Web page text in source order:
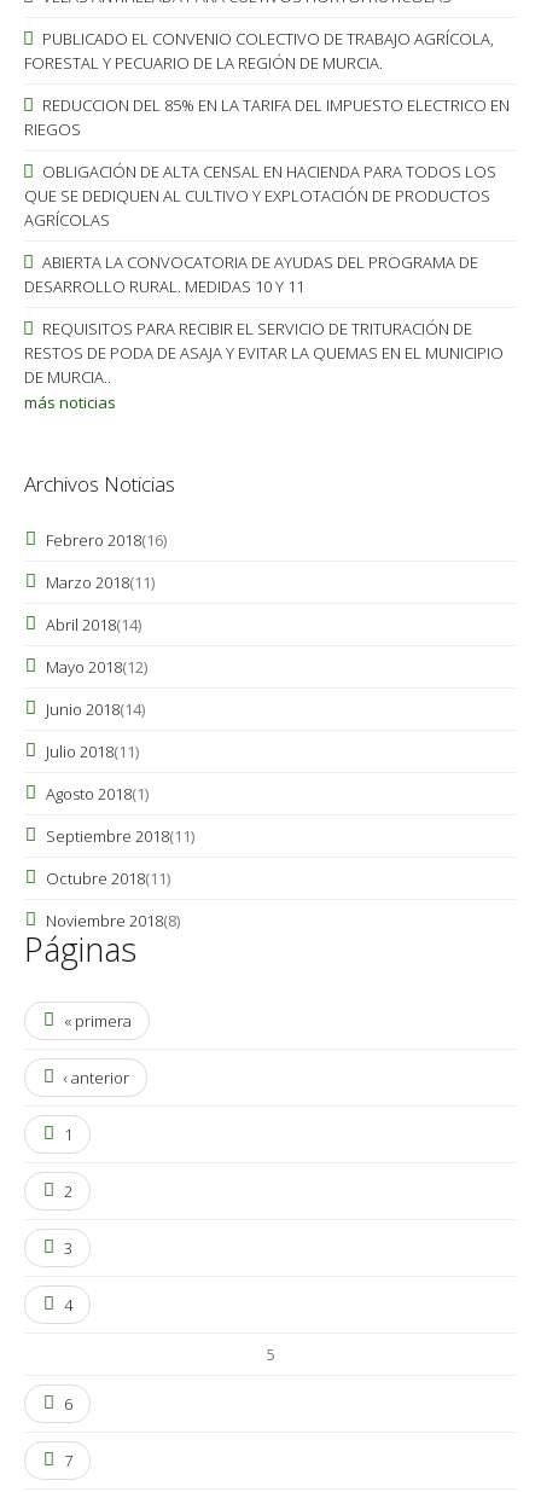
PUBLICADO EL CONVENIO COLECTIVO DE TRABAJO AGRÍCOLA,
FORESTAL Y PECUARIO DE LA REGIÓN DE MURCIA.
REDUCCION DEL 85% EN LA TARIFA DEL IMPUESTO ELECTRICO EN
RIEGOS
OBLIGACIÓN DE ALTA CENSAL EN HACIENDA PARA TODOS LOS
QUE SE DEDIQUEN AL CULTIVO Y EXPLOTACIÓN DE PRODUCTOS
AGRÍCOLAS
ABIERTA LA CONVOCATORIA DE AYUDAS DEL PROGRAMA DE
DESARROLLO RURAL. MEDIDAS 10 Y 11
REQUISITOS PARA RECIBIR EL SERVICIO DE TRITURACIÓN DE
RESTOS DE PODA DE ASAJA Y EVITAR LA QUEMAS EN EL MUNICIPIO
DE MURCIA..
más noticias
Archivos Noticias
Febrero 2018(16)
Marzo 2018(11)
Abril 2018(14)
Mayo 2018(12)
Junio 2018(14)
Julio 2018(11)
Agosto 2018(1)
Septiembre 2018(11)
Octubre 2018(11)
Noviembre 2018(8)
Páginas
« primera
‹ anterior
1
2
3
4
5
6
7